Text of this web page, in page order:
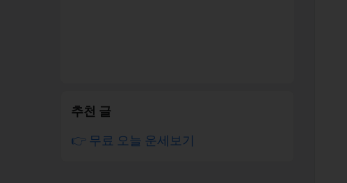
추천 글
👉 무료 오늘 운세보기